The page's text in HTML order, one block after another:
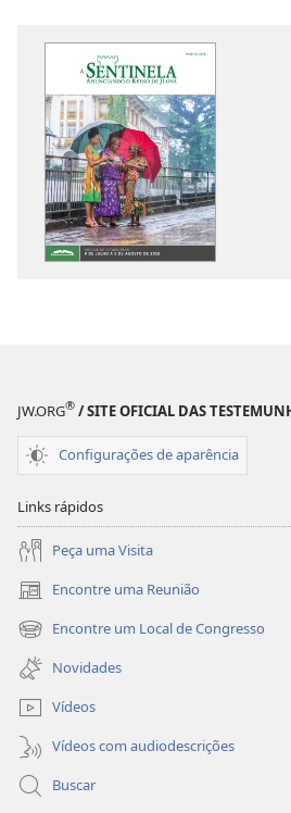
JW.ORG® / SITE OFICIAL DAS
Configurações de aparência
Links rápidos
Peça uma Visita
Encontre uma Reunião
(abre
nova
janela)
Encontre um Local de Congresso
(abre
nova
janela)
Novidades
Vídeos
Vídeos com audiodescrições
Buscar